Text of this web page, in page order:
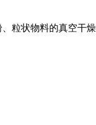
粒状物料的真空干燥